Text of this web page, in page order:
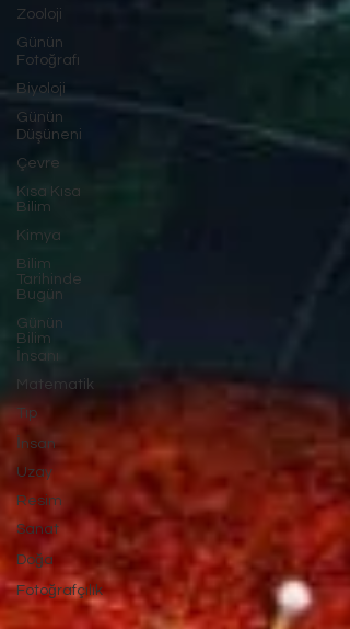
Zooloji
Günün
Fotoğrafı
Biyoloji
Günün
Düşüneni
Çevre
Kısa Kısa
Bilim
Kimya
Bilim
Tarihinde
Bugün
Günün
Bilim
İnsanı
Matematik
Tıp
İnsan
Uzay
Resim
Sanat
Doğa
Fotoğrafçılık